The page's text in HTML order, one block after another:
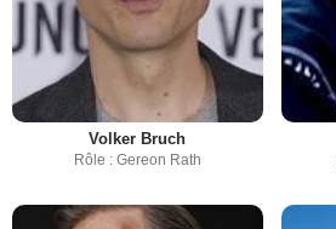
Volker Bruch
Rôle : Gereon Rath